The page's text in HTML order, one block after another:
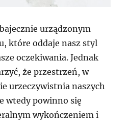
urządzonym
które oddaje nasz styl
oczekiwania. Jednak
że przestrzeń, w
urzeczywistnia naszych
wtedy powinno się
wykończeniem i